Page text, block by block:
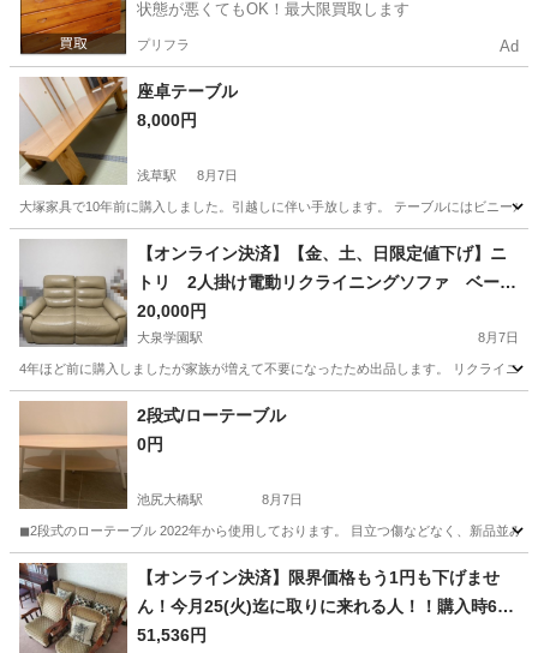
状態が悪くてもOK！最大限買取します
プリフラ Ad
座卓テーブル
8,000円
浅草駅 8月7日
大塚家具で10年前に購入しました。引越しに伴い手放します。 テーブルにはビニー
東京 台東区 浅草駅 テーブル
【オンライン決済】【金、土、日限定値下げ】ニ
トリ 2人掛け電動リクライニングソファ ベージ
ュ
20,000円
大泉学園駅 8月7日
4年ほど前に購入しましたが家族が増えて不要になったため出品します。 リクライニ
東京 練馬区 大泉学園駅 ソファ
2段式/ローテーブル
0円
池尻大橋駅 8月7日
◼︎2段式のローテーブル 2022年から使用しております。 目立つ傷などなく、新品並み
東京 世田谷区 池尻大橋駅 テーブル
【オンライン決済】限界価格もう1円も下げませ
ん！今月25(火)迄に取りに来れる人！！購入時614
万 超貴重 カリモク初代のソファー全部セット
51,536円